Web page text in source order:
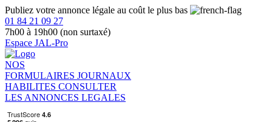
Publiez votre annonce légale au coût le plus bas
01 84 21 09 27
7h00 à 19h00 (non surtaxé)
Espace JAL-Pro
NOS
FORMULAIRES JOURNAUX
HABILITES CONSULTER
LES ANNONCES LEGALES